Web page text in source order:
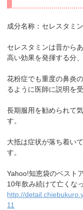
成分名称：セレスタミン
セレスタミンは昔から
高い効果を発揮する分
花粉症でも重度の鼻炎
るように医師に説明を
長期服用を勧められて
す。
大抵は症状が落ち着い
す。
Yahoo!知恵袋のベスト
10年飲み続けて亡くな
http://
11